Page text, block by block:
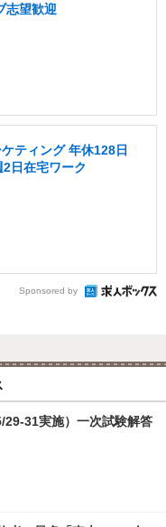
志望歓迎
ティング 年休128日
日在宅ワーク
Sponsored by
31実施）一次試験解答